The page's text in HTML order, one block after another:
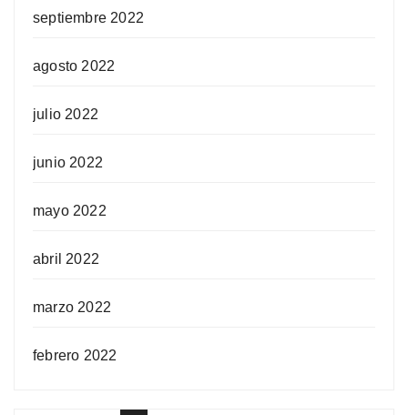
septiembre 2022
agosto 2022
julio 2022
junio 2022
mayo 2022
abril 2022
marzo 2022
febrero 2022